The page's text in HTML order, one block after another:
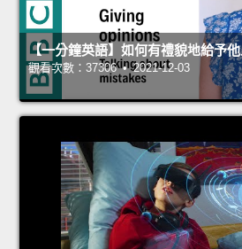
【一分鐘英語】如何有禮貌地給予
觀看次數：37306 • 2021-12-03